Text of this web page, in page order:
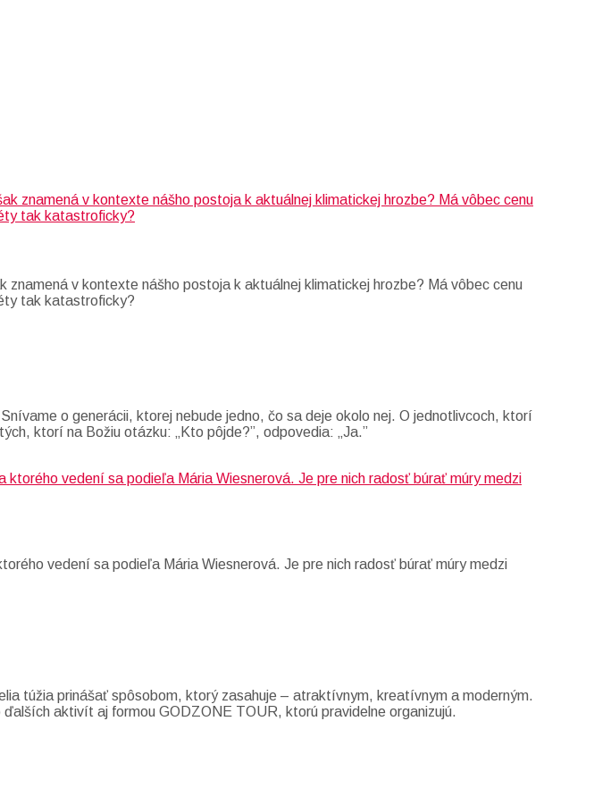
v kontexte nášho postoja k aktuálnej klimatickej hrozbe? Má vôbec cenu
tak katastroficky?
o generácii, ktorej nebude jedno, čo sa deje okolo nej. O jednotlivcoch, ktorí
ktorí na Božiu otázku: „Kto pôjde?”, odpovedia: „Ja.”
vedení sa podieľa Mária Wiesnerová. Je pre nich radosť búrať múry medzi
túžia prinášať spôsobom, ktorý zasahuje – atraktívnym, kreatívnym a moderným.
aktivít aj formou GODZONE TOUR, ktorú pravidelne organizujú.